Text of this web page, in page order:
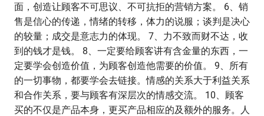
面，创造让顾客不可思议、不可抗拒的营销方案。 6、销
售是信心的传递，情绪的转移，体力的说服；谈判是决心
的较量；成交是意志力的体现。 7、力不致而财不达，收
到的钱才是钱。 8、一定要给顾客讲有含金量的东西，一
定要学会创造价值，为顾客创造他需要的价值。 9、所有
的一切事物，都要学会去链接。情感的关系大于利益关系
和合作关系，要与顾客有深层次的情感交流。 10、顾客
买的不仅是产品本身，更买产品相应的及额外的服务。人